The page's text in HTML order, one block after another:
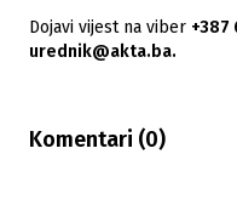
Dojavi vijest na viber +387
urednik@akta.ba.
Komentari (0)